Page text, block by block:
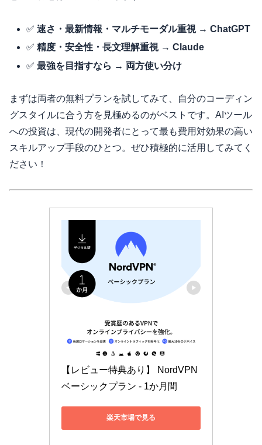
✅速さ・最新情報・マルチモーダル重視 → ChatGPT
✅精度・安全性・長文理解重視 → Claude
✅最強を目指すなら → 両方使い分け
まずは両者の無料プランを試してみて、自分のコーディン
グスタイルに合う方を見極めるのがベストです。AIツール
への投資は、現代の開発者にとって最も費用対効果の高い
スキルアップ手段のひとつ。ぜひ積極的に活用してみてく
ださい！
【レビュー特典あり】 NordVPN
ベーシックプラン - 1か月間
楽天市場で見る